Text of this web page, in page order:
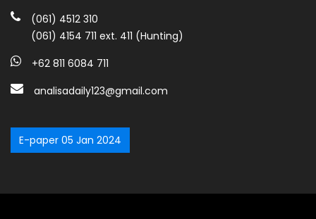
(061) 4512 310
(061) 4154 711 ext. 411 (Hunting)
+62 811 6084 711
analisadaily123@gmail.com
E-paper 05 Jan 2024